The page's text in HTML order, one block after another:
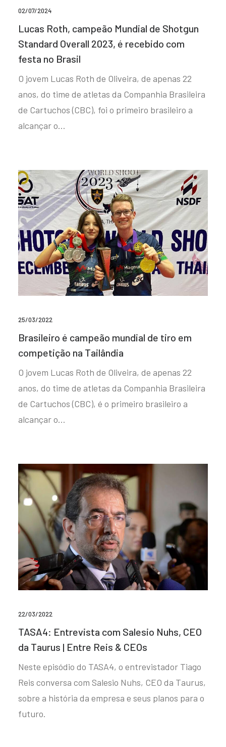
02/07/2024
Lucas Roth, campeão Mundial de Shotgun
Standard Overall 2023, é recebido com
festa no Brasil
O jovem Lucas Roth de Oliveira, de apenas 22
anos, do time de atletas da Companhia Brasileira
de Cartuchos (CBC), foi o primeiro brasileiro a
alcançar o…
25/03/2022
Brasileiro é campeão mundial de tiro em
competição na Tailândia
O jovem Lucas Roth de Oliveira, de apenas 22
anos, do time de atletas da Companhia Brasileira
de Cartuchos (CBC), é o primeiro brasileiro a
alcançar o…
22/03/2022
TASA4: Entrevista com Salesio Nuhs, CEO
da Taurus | Entre Reis & CEOs
Neste episódio do TASA4, o entrevistador Tiago
Reis conversa com Salesio Nuhs, CEO da Taurus,
sobre a história da empresa e seus planos para o
futuro.